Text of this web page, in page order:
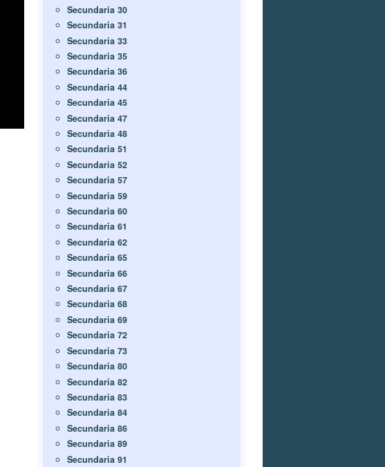
Secundaria 30
Secundaria 31
Secundaria 33
Secundaria 35
Secundaria 36
Secundaria 44
Secundaria 45
Secundaria 47
Secundaria 48
Secundaria 51
Secundaria 52
Secundaria 57
Secundaria 59
Secundaria 60
Secundaria 61
Secundaria 62
Secundaria 65
Secundaria 66
Secundaria 67
Secundaria 68
Secundaria 69
Secundaria 72
Secundaria 73
Secundaria 80
Secundaria 82
Secundaria 83
Secundaria 84
Secundaria 86
Secundaria 89
Secundaria 91